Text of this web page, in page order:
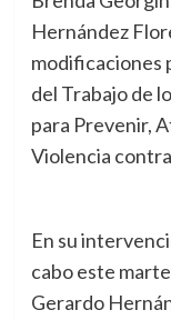
Hernández
modificaciones
del Trabajo de
para Prevenir,
Violencia
En su
cabo este
Gerardo